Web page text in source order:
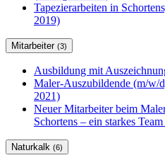
Tapezierarbeiten in
2019)
Mitarbeiter (3)
Ausbildung mit
Maler-Auszubildende (m/w/
2021)
Neuer Mitarbeiter beim
Schortens – ein starkes
Naturkalk (6)